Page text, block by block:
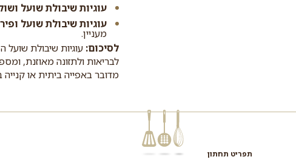
עוגיות שיבולת שועל
עוגיות שיבולת שועל
מעניין.
לסיכום: עוגיות שיבולת
לבריאות ולתזונה מאוזנת,
מדובר באפייה ביתית או
תפריט תחתון